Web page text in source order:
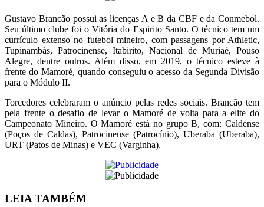
Gustavo Brancão possui as licenças A e B da CBF e da Conmebol.
Seu último clube foi o Vitória do Espirito Santo. O técnico tem um
currículo extenso no futebol mineiro, com passagens por Athletic,
Tupinambás, Patrocinense, Itabirito, Nacional de Muriaé, Pouso
Alegre, dentre outros. Além disso, em 2019, o técnico esteve à
frente do Mamoré, quando conseguiu o acesso da Segunda Divisão
para o Módulo II.
Torcedores celebraram o anúncio pelas redes sociais. Brancão tem
pela frente o desafio de levar o Mamoré de volta para a elite do
Campeonato Mineiro. O Mamoré está no grupo B, com: Caldense
(Poços de Caldas), Patrocinense (Patrocínio), Uberaba (Uberaba),
URT (Patos de Minas) e VEC (Varginha).
LEIA TAMBÉM